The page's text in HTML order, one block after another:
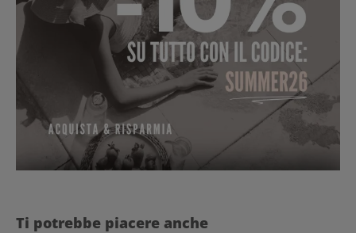
Salta la galleria dei prodotti
Ti potrebbe piacere anche